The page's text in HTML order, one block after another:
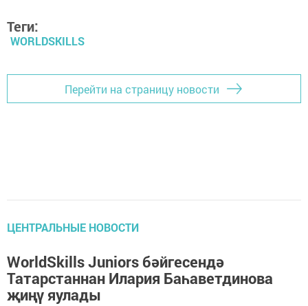
Теги:
WORLDSKILLS
Перейти на страницу новости
ЦЕНТРАЛЬНЫЕ НОВОСТИ
WorldSkills Juniors бәйгесендә
Татарстаннан Илария Баһаветдинова
җиңү яулады